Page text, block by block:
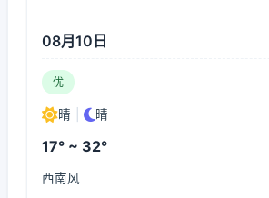
08月10日
优
晴 晴
17° ~ 32°
西南风